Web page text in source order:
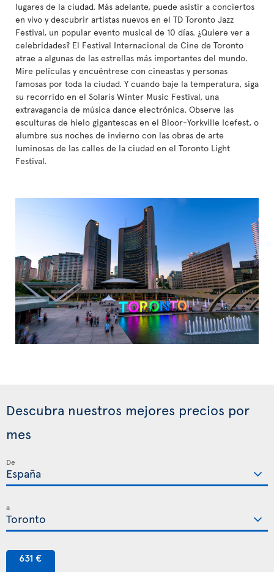
lugares de la ciudad. Más adelante, puede asistir a conciertos
en vivo y descubrir artistas nuevos en el TD Toronto Jazz
Festival, un popular evento musical de 10 días. ¿Quiere ver a
celebridades? El Festival Internacional de Cine de Toronto
atrae a algunas de las estrellas más importantes del mundo.
Mire películas y encuéntrese con cineastas y personas
famosas por toda la ciudad. Y cuando baje la temperatura, siga
su recorrido en el Solaris Winter Music Festival, una
extravagancia de música dance electrónica. Observe las
esculturas de hielo gigantescas en el Bloor-Yorkville Icefest, o
alumbre sus noches de invierno con las obras de arte
luminosas de las calles de la ciudad en el Toronto Light
Festival.
Descubra nuestros mejores precios por
mes
De
a
631 €